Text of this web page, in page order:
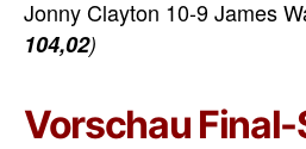
Jonny Clayton 10-9 James
104,02)
Vorschau